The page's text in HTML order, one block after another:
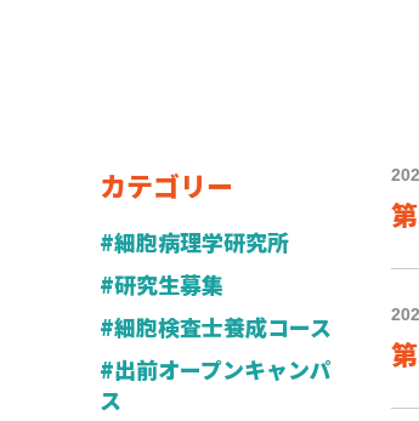
カテゴリー
#細胞病理学研究所
#研究生募集
#細胞検査士養成コース
#出前オープンキャンパ
ス